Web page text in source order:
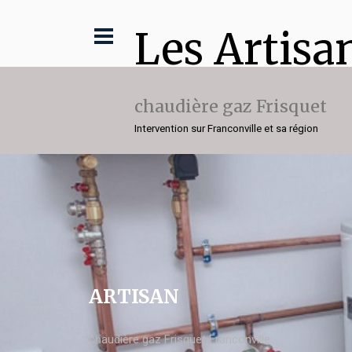
Les
chaudière gaz Frisquet
Intervention sur Franconville et sa région
ARTISAN
chaudière gaz Frisquet Franconville